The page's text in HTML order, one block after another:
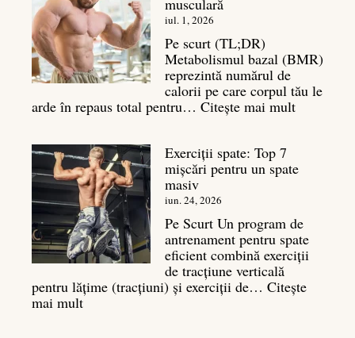
musculară
iul. 1, 2026
Pe scurt (TL;DR)
Metabolismul bazal (BMR)
reprezintă numărul de
calorii pe care corpul tău le
arde în repaus total pentru… Citește mai mult:
este
sa
cu
masa
musculară
Exerciții spate: Top 7
mișcări pentru un spate
masiv
iun. 24, 2026
Pe Scurt Un program de
antrenament pentru spate
eficient combină exerciții
de tracțiune verticală
pentru lățime (tracțiuni) și exerciții de… Citește
mai mult: